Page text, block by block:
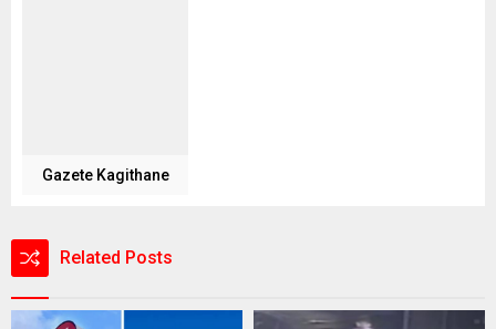
Gazete Kagithane
Related Posts